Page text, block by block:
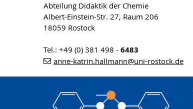
Abteilung Didaktik der Chemie
Albert-Einstein-Str. 27, Raum 206
18059 Rostock
Tel.: +49 (0) 381 498 - 6483
anne-katrin.hallmann@uni-rostock.de